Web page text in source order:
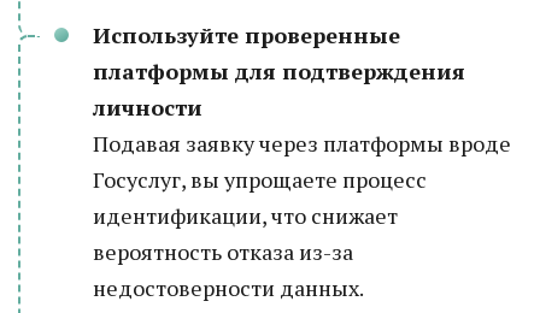
Используйте проверенные
платформы для подтверждения
личности
Подавая заявку через платформы вроде
Госуслуг, вы упрощаете процесс
идентификации, что снижает
вероятность отказа из-за
недостоверности данных.